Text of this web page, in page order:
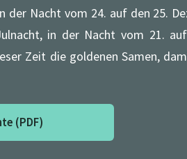
Nacht vom 24. auf den 25.
in der Nacht vom 21.
Zeit die goldenen Samen,
(PDF)